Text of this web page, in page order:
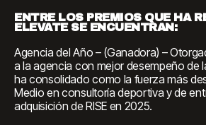
ENTRE LOS PREMIOS QUE HA
ELEVATE SE ENCUENTRAN:
Agencia del Año – (Ganadora) –
a la agencia con mejor desempeño de
ha consolidado como la fuerza más
Medio en consultoría deportiva y de
adquisición de RISE en 2025.